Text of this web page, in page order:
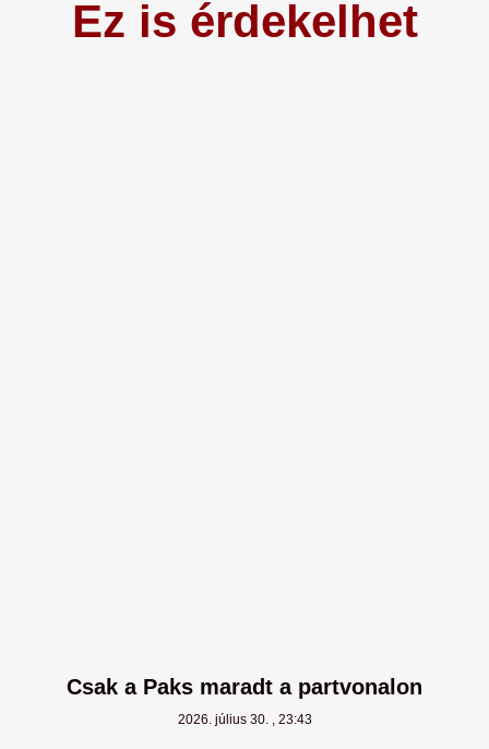
Ez is érdekelhet
Csak a Paks maradt a partvonalon
2026. július 30. 23:43